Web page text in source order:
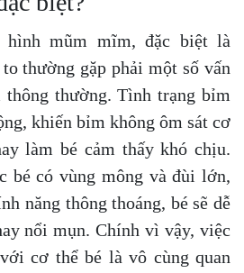
hình mũm mĩm, đặc biệt là
thường gặp phải một số vấn
thường. Tình trạng bỉm
khiến bỉm không ôm sát cơ
làm bé cảm thấy khó chịu.
bé có vùng mông và đùi lớn,
năng thông thoáng, bé sẽ dễ
nổi mụn. Chính vì vậy, việc
cơ thể bé là vô cùng quan